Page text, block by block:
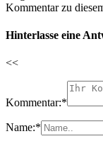
Kommentar zu
Hinterlasse eine
<<
Kommentar:*
Name:*